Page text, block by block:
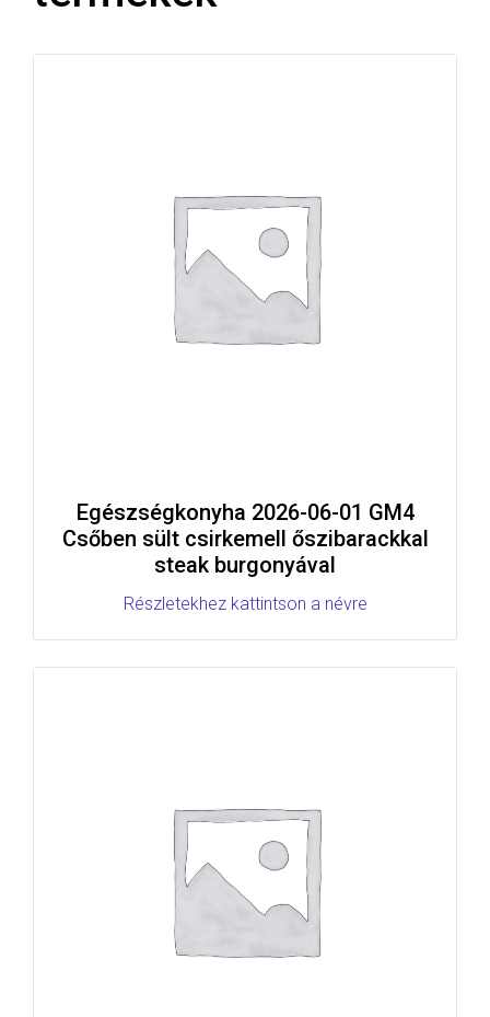
Egészségkonyha 2026-06-01 GM4
Csőben sült csirkemell őszibarackkal
steak burgonyával
Részletekhez kattintson a névre